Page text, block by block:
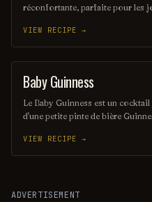
réconfortante, parfaite pour les
avec du lait crémeux, garnie de
touche sucrée. Un délice rapide
VIEW RECIPE →
SHOT
Baby Guinness
Le Baby Guinness est un
d'une petite pinte de bière
pour les amateurs de saveurs
dans un petit verre à shot,
VIEW RECIPE →
ADVERTISEMENT